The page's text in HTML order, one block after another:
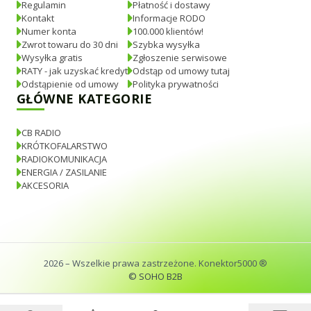
Regulamin
Kontakt
Numer konta
Zwrot towaru do 30 dni
Wysyłka gratis
RATY - jak uzyskać kredyt
Odstąpienie od umowy
Płatność i dostawy
Informacje RODO
100.000 klientów!
Szybka wysyłka
Zgłoszenie serwisowe
Odstąp od umowy tutaj
Polityka prywatności
GŁÓWNE KATEGORIE
CB RADIO
KRÓTKOFALARSTWO
RADIOKOMUNIKACJA
ENERGIA / ZASILANIE
AKCESORIA
2026– Wszelkie prawa zastrzeżone. Konektor5000 ®
© SOHO B2B